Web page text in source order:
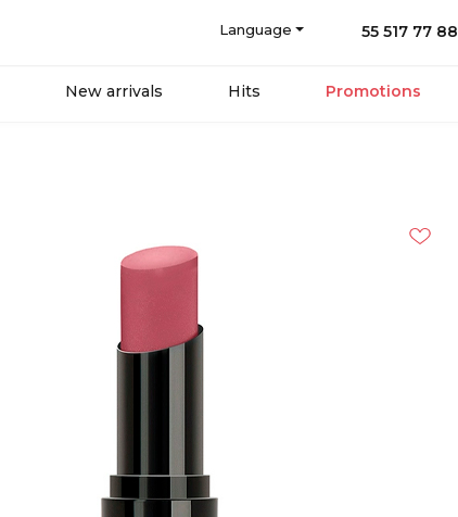
Language 55 517 77 88
New arrivals Hits Promotions